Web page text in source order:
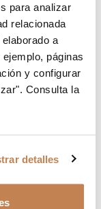
para analizar
relacionada
a
páginas
y configurar
Consulta la
detalles